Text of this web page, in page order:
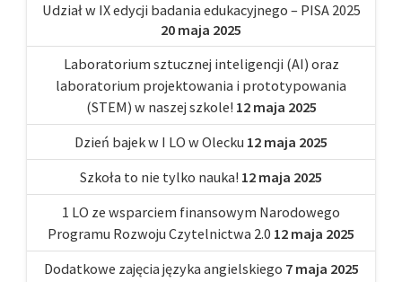
Udział w IX edycji badania edukacyjnego – PISA 2025
20 maja 2025
Laboratorium sztucznej inteligencji (AI) oraz
laboratorium projektowania i prototypowania
(STEM) w naszej szkole! 12 maja 2025
Dzień bajek w I LO w Olecku 12 maja 2025
Szkoła to nie tylko nauka! 12 maja 2025
1 LO ze wsparciem finansowym Narodowego
Programu Rozwoju Czytelnictwa 2.0 12 maja 2025
Dodatkowe zajęcia języka angielskiego 7 maja 2025